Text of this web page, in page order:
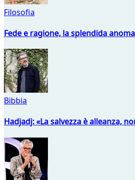
Filosofia
Fede e ragione, la splendida
Bibbia
Hadjadj: «La salvezza è alleanza,